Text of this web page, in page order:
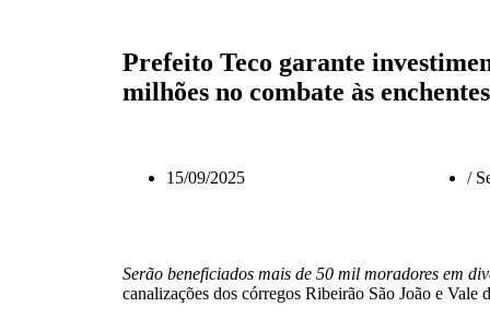
Prefeito Teco garante
milhões no combate às enchentes
15/09/2025 /
Serão beneficiados mais de 50 mil moradores em
canalizações dos córregos Ribeirão São João e Vale